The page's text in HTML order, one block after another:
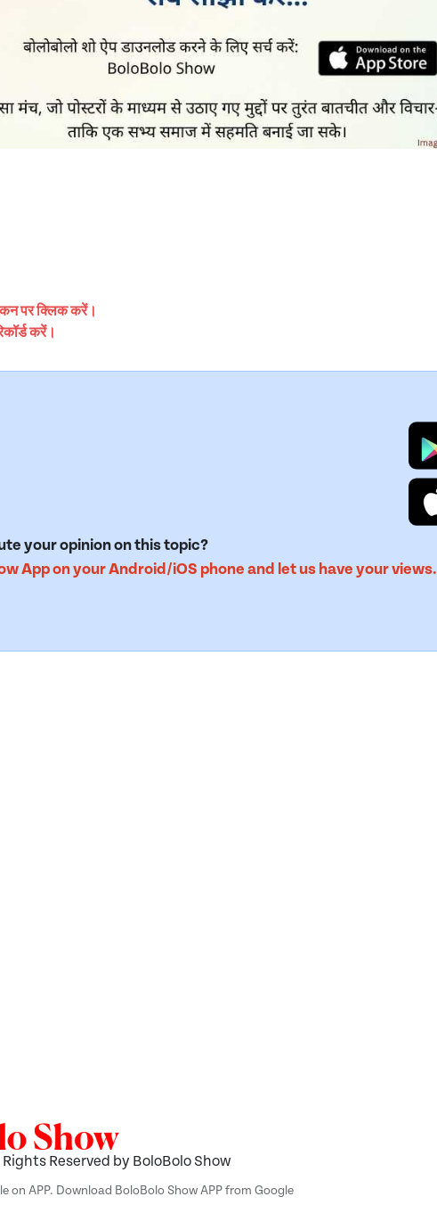
पर क्लिक करें।
करें।
your opinion on this topic?
App on your Android/iOS phone and let us have your views.
Reserved by BoloBolo Show
on APP. Download BoloBolo Show APP from Google